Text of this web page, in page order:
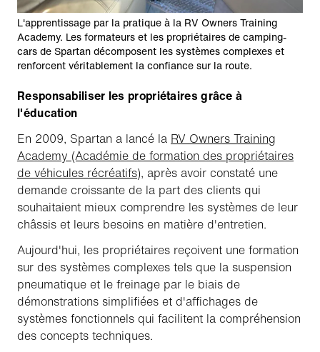
L'apprentissage par la pratique à la RV Owners Training
Academy. Les formateurs et les propriétaires de camping-
cars de Spartan décomposent les systèmes complexes et
renforcent véritablement la confiance sur la route.
Responsabiliser les propriétaires grâce à
l'éducation
En 2009, Spartan a lancé la RV Owners Training
Academy (Académie de formation des propriétaires
de véhicules récréatifs), après avoir constaté une
demande croissante de la part des clients qui
souhaitaient mieux comprendre les systèmes de leur
châssis et leurs besoins en matière d'entretien.
Aujourd'hui, les propriétaires reçoivent une formation
sur des systèmes complexes tels que la suspension
pneumatique et le freinage par le biais de
démonstrations simplifiées et d'affichages de
systèmes fonctionnels qui facilitent la compréhension
des concepts techniques.